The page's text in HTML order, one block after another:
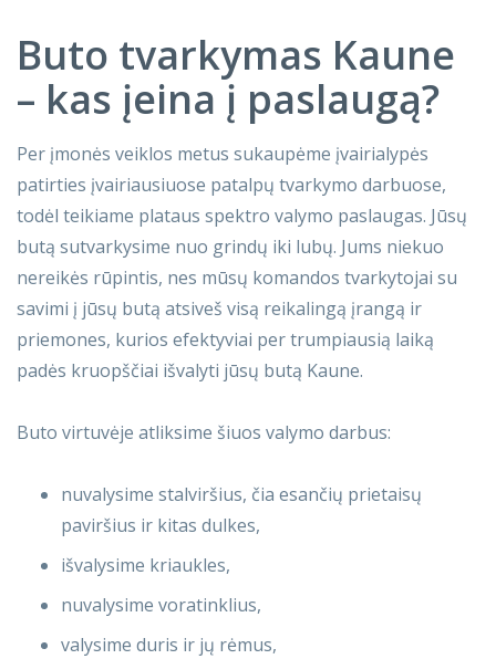
Buto tvarkymas Kaune
– kas įeina į paslaugą?
Per įmonės veiklos metus sukaupėme įvairialypės
patirties įvairiausiuose patalpų tvarkymo darbuose,
todėl teikiame plataus spektro valymo paslaugas. Jūsų
butą sutvarkysime nuo grindų iki lubų. Jums niekuo
nereikės rūpintis, nes mūsų komandos tvarkytojai su
savimi į jūsų butą atsiveš visą reikalingą įrangą ir
priemones, kurios efektyviai per trumpiausią laiką
padės kruopščiai išvalyti jūsų butą Kaune.
Buto virtuvėje atliksime šiuos valymo darbus:
nuvalysime stalviršius, čia esančių prietaisų
paviršius ir kitas dulkes,
išvalysime kriaukles,
nuvalysime voratinklius,
valysime duris ir jų rėmus,